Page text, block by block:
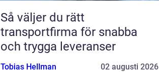
Så väljer du rätt
transportfirma för snabba
och trygga leveranser
Tobias Hellman 02 augusti 2026